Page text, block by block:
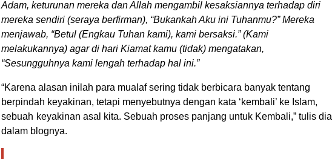
Adam, keturunan mereka dan Allah mengambil kesaksiannya terhadap diri
mereka sendiri (seraya berfirman), “Bukankah Aku ini Tuhanmu?” Mereka
menjawab, “Betul (Engkau Tuhan kami), kami bersaksi.” (Kami
melakukannya) agar di hari Kiamat kamu (tidak) mengatakan,
“Sesungguhnya kami lengah terhadap hal ini.”
“Karena alasan inilah para mualaf sering tidak berbicara banyak tentang
berpindah keyakinan, tetapi menyebutnya dengan kata ‘kembali’ ke Islam,
sebuah keyakinan asal kita. Sebuah proses panjang untuk Kembali,” tulis dia
dalam blognya.